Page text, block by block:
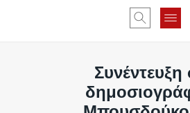
Συνέντευξη